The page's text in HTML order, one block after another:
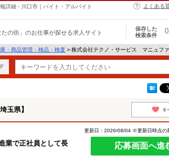
詳細 - 川口市｜バイト・アルバイト
よくある
たの街」のお仕事が探せる求人サイト
保存した
検索条件
0
・商品管理・検品・検査 > 株式会社テクノ・サービス マニュフ
玉県】 キ
業で正社員として長
更新日：2026/08/04 ※更新日時点の
応募画面へ進